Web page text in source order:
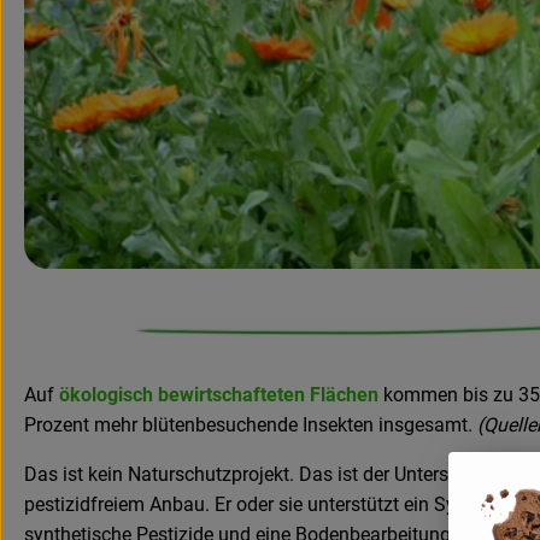
Auf ökologisch bewirtschafteten Flächen kommen bis zu
Prozent mehr blütenbesuchende Insekten insgesamt.
Das ist kein Naturschutzprojekt. Das ist der Unterschied
pestizidfreiem Anbau. Er oder sie unterstützt ein System,
synthetische Pestizide und eine Bodenbearbeitung, die das